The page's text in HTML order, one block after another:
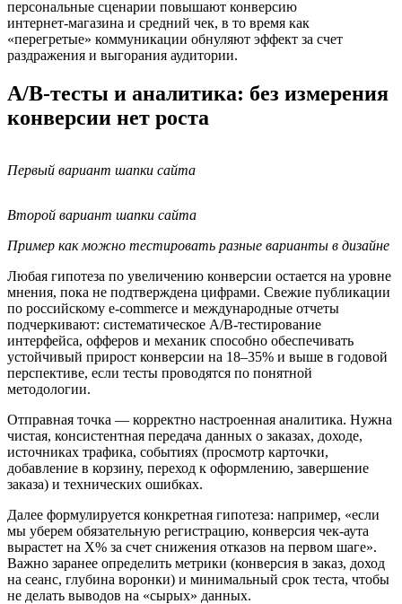
персональные сценарии повышают конверсию
интернет‑магазина и средний чек, в то время как
«перегретые» коммуникации обнуляют эффект за счет
раздражения и выгорания аудитории.
A/B‑тесты и аналитика: без измерения
конверсии нет роста
Первый вариант шапки сайта
Второй вариант шапки сайта
Пример как можно тестировать разные варианты в дизайне
Любая гипотеза по увеличению конверсии остается на уровне
мнения, пока не подтверждена цифрами. Свежие публикации
по российскому e‑commerce и международные отчеты
подчеркивают: систематическое A/B‑тестирование
интерфейса, офферов и механик способно обеспечивать
устойчивый прирост конверсии на 18–35% и выше в годовой
перспективе, если тесты проводятся по понятной
методологии.
Отправная точка — корректно настроенная аналитика. Нужна
чистая, консистентная передача данных о заказах, доходе,
источниках трафика, событиях (просмотр карточки,
добавление в корзину, переход к оформлению, завершение
заказа) и технических ошибках.
Далее формулируется конкретная гипотеза: например, «если
мы уберем обязательную регистрацию, конверсия чек‑аута
вырастет на X% за счет снижения отказов на первом шаге».
Важно заранее определить метрики (конверсия в заказ, доход
на сеанс, глубина воронки) и минимальный срок теста, чтобы
не делать выводов на «сырых» данных.